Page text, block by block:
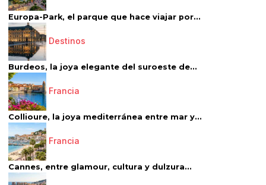
Europa-Park, el parque que hace viajar por...
Destinos
Burdeos, la joya elegante del suroeste de...
Francia
Collioure, la joya mediterránea entre mar y...
Francia
Cannes, entre glamour, cultura y dulzura...